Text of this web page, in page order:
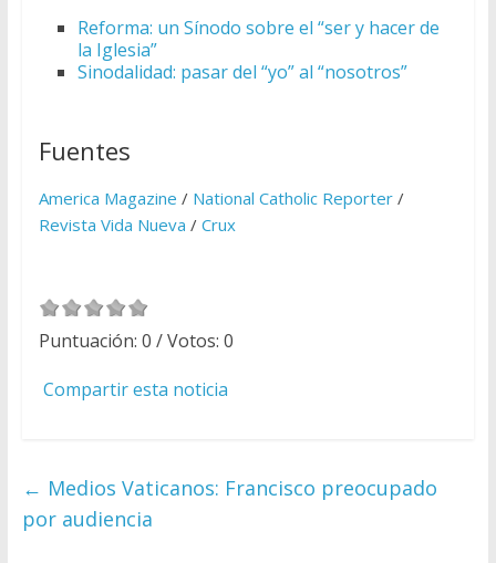
Reforma: un Sínodo sobre el “ser y hacer de
la Iglesia”
Sinodalidad: pasar del “yo” al “nosotros”
Fuentes
America Magazine / National Catholic Reporter/
Revista Vida Nueva / Crux
Puntuación: 0 / Votos: 0
Compartir esta noticia
← Medios Vaticanos: Francisco preocupado
por audiencia